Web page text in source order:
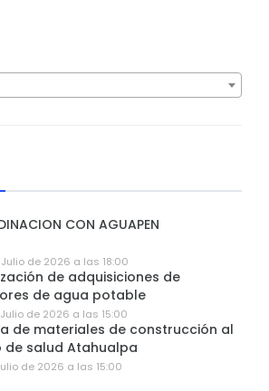
CON AGUAPEN
de 2026 a las 18:00
de adquisiciones de
de agua potable
de 2026 a las 15:00
de materiales de construcción al
de salud Atahualpa
de 2026 a las 15:00